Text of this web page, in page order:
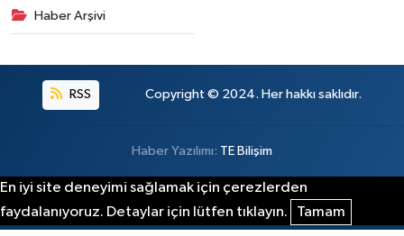
Haber Arşivi
RSS Copyright © 2024. Her hakkı saklıdır.
Haber Yazılımı: TE Bilişim
En iyi site deneyimi sağlamak için çerezlerden
faydalanıyoruz. Detaylar için lütfen tıklayın.
Tamam